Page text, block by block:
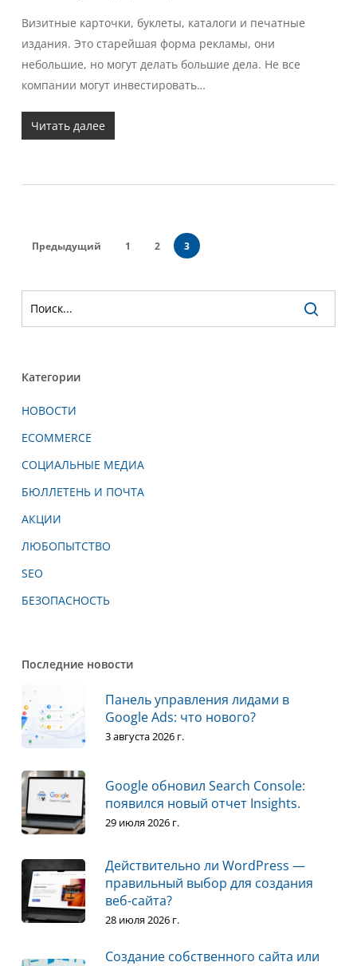
Визитные карточки, буклеты, каталоги и печатные
издания. Это старейшая форма рекламы, они
небольшие, но могут делать большие дела. Не все
компании могут инвестировать…
Читать далее
Предыдущий 1 2 3
Категории
НОВОСТИ
ECOMMERCE
СОЦИАЛЬНЫЕ МЕДИА
БЮЛЛЕТЕНЬ И ПОЧТА
АКЦИИ
ЛЮБОПЫТСТВО
SEO
БЕЗОПАСНОСТЬ
Последние новости
Панель управления лидами в
Google Ads: что нового?
3 августа 2026 г.
Google обновил Search Console:
появился новый отчет Insights.
29 июля 2026 г.
Действительно ли WordPress —
правильный выбор для создания
веб-сайта?
28 июля 2026 г.
Создание собственного сайта или